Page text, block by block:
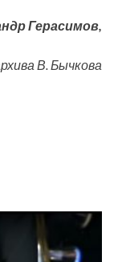
Герасимов,
В. Бычкова